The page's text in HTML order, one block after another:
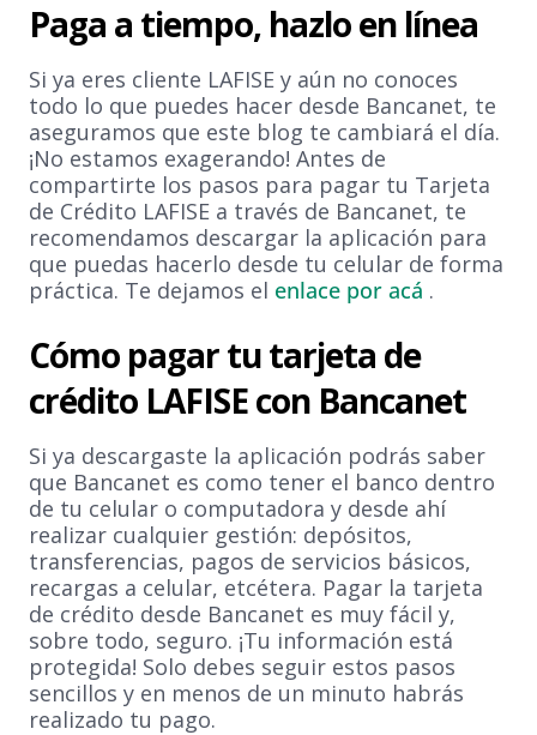
Paga a tiempo, hazlo en línea
Si ya eres cliente LAFISE y aún no conoces
todo lo que puedes hacer desde Bancanet, te
aseguramos que este blog te cambiará el día.
¡No estamos exagerando! Antes de
compartirte los pasos para pagar tu Tarjeta
de Crédito LAFISE a través de Bancanet, te
recomendamos descargar la aplicación para
que puedas hacerlo desde tu celular de forma
práctica. Te dejamos el enlace por acá .
Cómo pagar tu tarjeta de
crédito LAFISE con Bancanet
Si ya descargaste la aplicación podrás saber
que Bancanet es como tener el banco dentro
de tu celular o computadora y desde ahí
realizar cualquier gestión: depósitos,
transferencias, pagos de servicios básicos,
recargas a celular, etcétera. Pagar la tarjeta
de crédito desde Bancanet es muy fácil y,
sobre todo, seguro. ¡Tu información está
protegida! Solo debes seguir estos pasos
sencillos y en menos de un minuto habrás
realizado tu pago.